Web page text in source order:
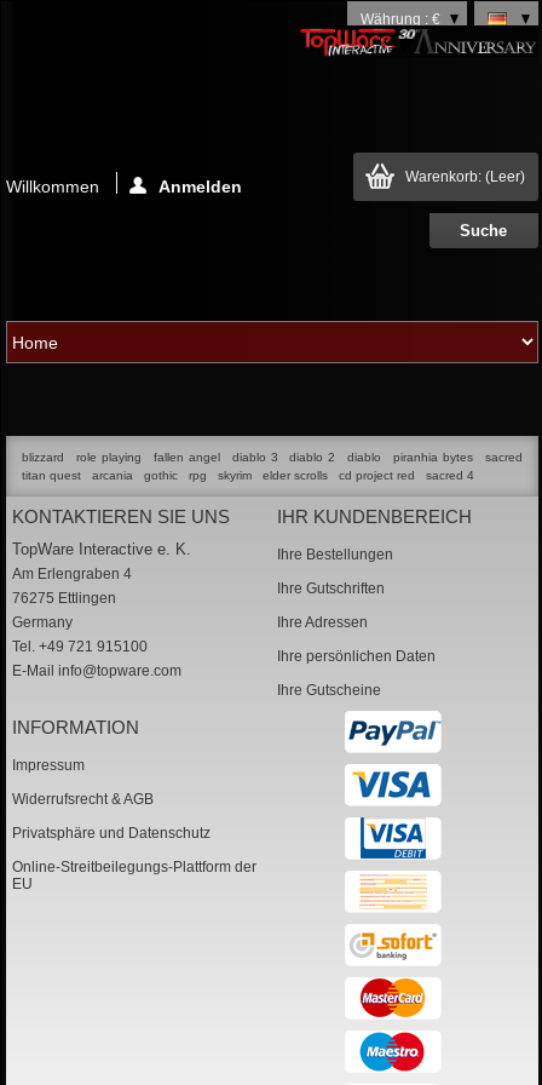
Währung : €
Warenkorb: (Leer)
Willkommen Anmelden
blizzard role playing fallen angel diablo 3 diablo 2 diablo piranhia bytes
sacred
titan quest
arcania gothic rpg skyrim elder scrolls cd project red sacred 4
KONTAKTIEREN SIE UNS
TopWare Interactive e. K.
Am Erlengraben 4
76275 Ettlingen
Germany
Tel. +49 721 915100
E-Mail info@topware.com
IHR KUNDENBEREICH
Ihre Bestellungen
Ihre Gutschriften
Ihre Adressen
Ihre persönlichen Daten
Ihre Gutscheine
INFORMATION
Impressum
Widerrufsrecht & AGB
Privatsphäre und Datenschutz
Online-Streitbeilegungs-Plattform der
EU